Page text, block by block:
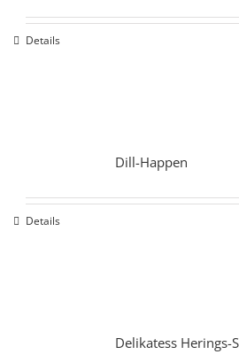
Details
Dill-Happen
Details
Delikatess Herings-